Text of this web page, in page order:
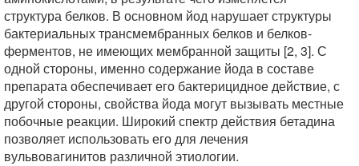
структура белков. В основном йод нарушает структуры
бактериальных трансмембранных белков и белков-
ферментов, не имеющих мембранной защиты [2, 3]. С
одной стороны, именно содержание йода в составе
препарата обеспечивает его бактерицидное действие, с
другой стороны, свойства йода могут вызывать местные
побочные реакции. Широкий спектр действия бетадина
позволяет использовать его для лечения
вульвовагинитов различной этиологии.